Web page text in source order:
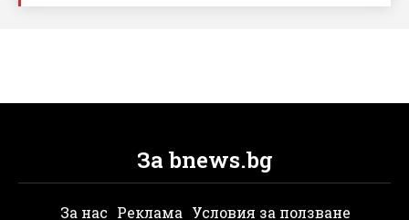
За bnews.bg
За нас Реклама Условия за ползване